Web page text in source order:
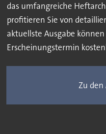
das umfangreiche
profitieren Sie von
aktuellste Ausgabe können
Erscheinungstermin
Zu den